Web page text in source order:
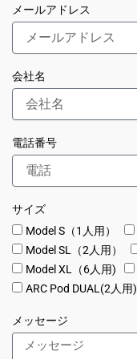
メールアドレス
会社名
電話番号
サイズ
Model S（1人用）
Model SL（2人用）
Model XL（6人用)
ARC Pod DUAL(2人用)
メッセージ